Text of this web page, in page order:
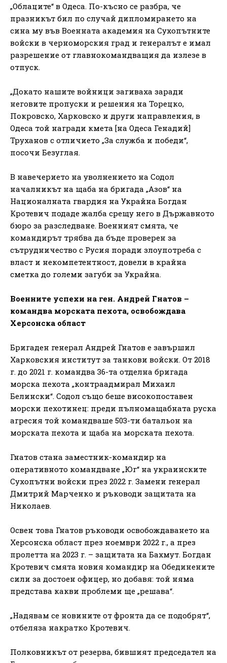
„Облаците“ в Одеса. По-късно се разбра, че
празникът бил по случай дипломирането на
сина му във Военната академия на Сухопътните
войски в черноморския град и генералът е имал
разрешение от главнокомандващия да излезе в
отпуск.
„Докато нашите войници загиваха заради
неговите пропуски и решения на Торецко,
Покровско, Харковско и други направления, в
Одеса той награди кмета [на Одеса Генадий]
Труханов с отличието „За служба и победи“,
посочи Безуглая.
В навечерието на уволнението на Содол
началникът на щаба на бригада „Азов“ на
Националната гвардия на Украйна Богдан
Кротевич подаде жалба срещу него в Държавното
бюро за разследване. Военният смята, че
командирът трябва да бъде проверен за
сътрудничество с Русия поради злоупотреба с
власт и некомпетентност, довели в крайна
сметка до големи загуби за Украйна.
Военните успехи на ген. Андрей Гнатов –
командва морската пехота, освобождава
Херсонска област
Бригаден генерал Андрей Гнатов е завършил
Харковския институт за танкови войски. От 2018
г. до 2021 г. командва 36-та отделна бригада
морска пехота „контраадмирал Михаил
Белински“. Содол също беше високопоставен
морски пехотинец: преди пълномащабната руска
агресия той командваше 503-ти батальон на
морската пехота и щаба на морската пехота.
Гнатов стана заместник-командир на
оперативното командване „Юг“ на украинските
Сухопътни войски през 2022 г. Замени генерал
Дмитрий Марченко и ръководи защитата на
Николаев.
Освен това Гнатов ръководи освобождаването на
Херсонска област през ноември 2022 г., а през
пролетта на 2023 г. – защитата на Бахмут. Богдан
Кротевич смята новия командир на Обединените
сили за достоен офицер, но добавя: той няма
представа какви проблеми ще „решава“.
„Надявам се новините от фронта да се подобрят“,
отбеляза накратко Кротевич.
Полковникът от резерва, бившият председател на